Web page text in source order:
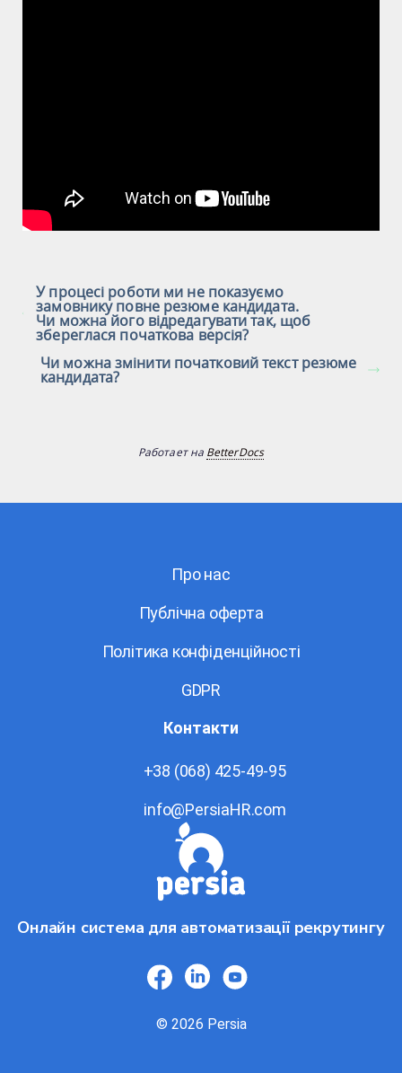
У процесі роботи ми не показуємо
замовнику повне резюме кандидата.
Чи можна його відредагувати так, щоб
збереглася початкова версія?
Чи можна змінити початковий текст резюме
кандидата?
Работает на BetterDocs
Онлайн система для автоматизації рекрутингу
© 2026 Persia
Про нас
Публічна оферта
Політика конфіденційності
GDPR
Контакти
+38 (068) 425-49-95
info@PersiaHR.com